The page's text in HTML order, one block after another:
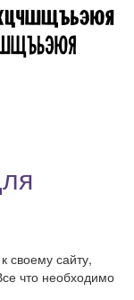
своему сайту,
что необходимо